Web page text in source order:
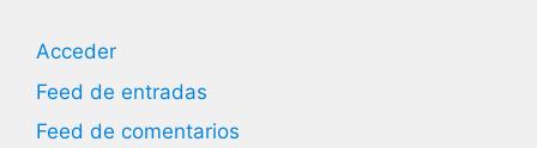
Acceder
Feed de entradas
Feed de comentarios